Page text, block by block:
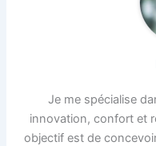
Je me spécialise
innovation, confort et
objectif est de